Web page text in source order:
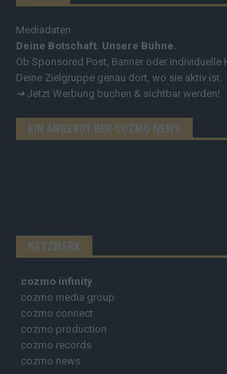
Mediadaten
Deine Botschaft. Unsere Bühne.
Ob Sponsored Post, Banner oder
Deine Zielgruppe genau dort, wo sie aktiv ist.
➔ Jetzt Werbung buchen & sichtbar werden!
EIN ANGEBOT DER COZMO NEWS
NETZWERK
cozmo infinity
cozmo media group
cozmo connect
cozmo production
cozmo records
cozmo news